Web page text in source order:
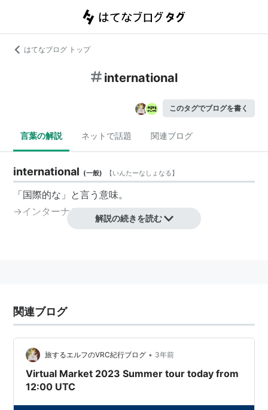
はてなブログ トップ
international
このタグでブログを書く
言葉の解説 ネットで話題 関連ブログ
international (一般) 【いんたーなしょなる】
「国際的な」と言う意味。
→インターナショナル
解説の続きを読む
関連ブログ
旅するエルフのVRC紀行ブログ • 3年前
Virtual Market 2023 Summer tour today from
12:00 UTC